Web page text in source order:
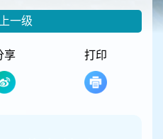
一级
享 打印